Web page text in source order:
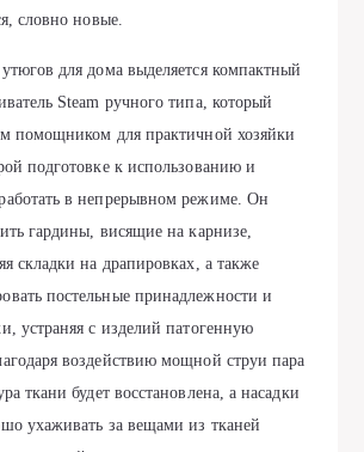
словно новые.
для дома выделяется компактный
Steam ручного типа, который
помощником для практичной хозяйки
подготовке к использованию и
в непрерывном режиме. Он
гардины, висящие на карнизе,
складки на драпировках, а также
постельные принадлежности и
устраняя с изделий патогенную
воздействию мощной струи пара
ткани будет восстановлена, а насадки
ухаживать за вещами из тканей